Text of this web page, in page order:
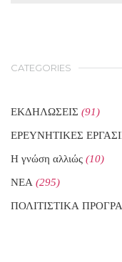
CATEGORIES
ΕΚΔΗΛΩΣΕΙΣ (91)
ΕΡΕΥΝΗΤΙΚΕΣ
Η γνώση αλλιώς (10)
ΝΕΑ (295)
ΠΟΛΙΤΙΣΤΙΚΑ